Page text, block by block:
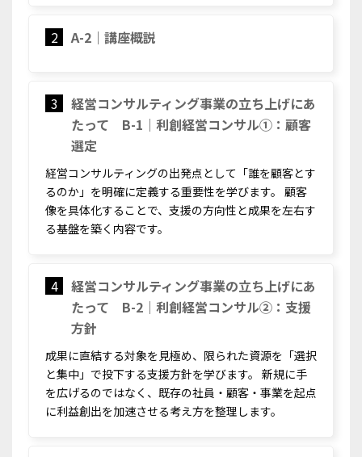
2 A-2｜講座概説
3
経営コンサルティング事業の立ち上げにあ
たって B-1｜利創経営コンサル①：顧客
選定
経営コンサルティングの出発点として「誰を顧客とす
るのか」を明確に定義する重要性を学びます。 顧客
像を具体化することで、支援の方向性と成果を左右す
る基盤を築く内容です。
4
経営コンサルティング事業の立ち上げにあ
たって B-2｜利創経営コンサル②：支援
方針
成果に直結する対象を見極め、限られた資源を「選択
と集中」で投下する支援方針を学びます。 新規に手
を広げるのではなく、既存の社員・顧客・事業を起点
に利益創出を加速させる考え方を整理します。